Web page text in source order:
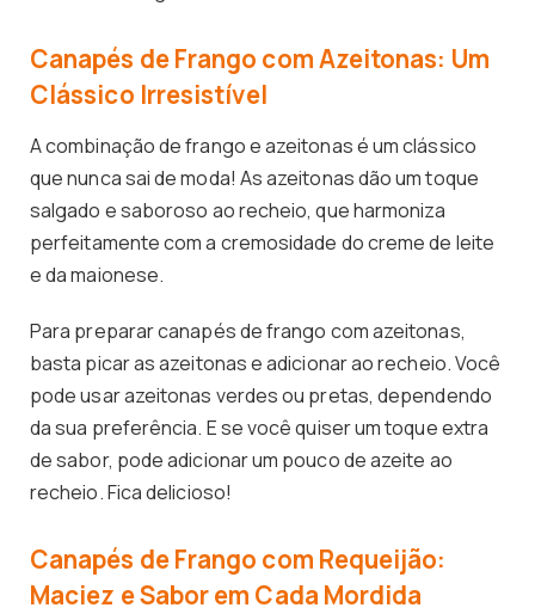
Canapés de Frango com Azeitonas: Um
Clássico Irresistível
A combinação de frango e azeitonas é um clássico
que nunca sai de moda! As azeitonas dão um toque
salgado e saboroso ao recheio, que harmoniza
perfeitamente com a cremosidade do creme de leite
e da maionese.
Para preparar canapés de frango com azeitonas,
basta picar as azeitonas e adicionar ao recheio. Você
pode usar azeitonas verdes ou pretas, dependendo
da sua preferência. E se você quiser um toque extra
de sabor, pode adicionar um pouco de azeite ao
recheio. Fica delicioso!
Canapés de Frango com Requeijão:
Maciez e Sabor em Cada Mordida